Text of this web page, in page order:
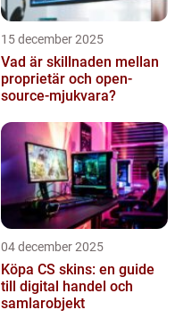
15 december 2025
Vad är skillnaden mellan
proprietär och open-
source-mjukvara?
04 december 2025
Köpa CS skins: en guide
till digital handel och
samlarobjekt